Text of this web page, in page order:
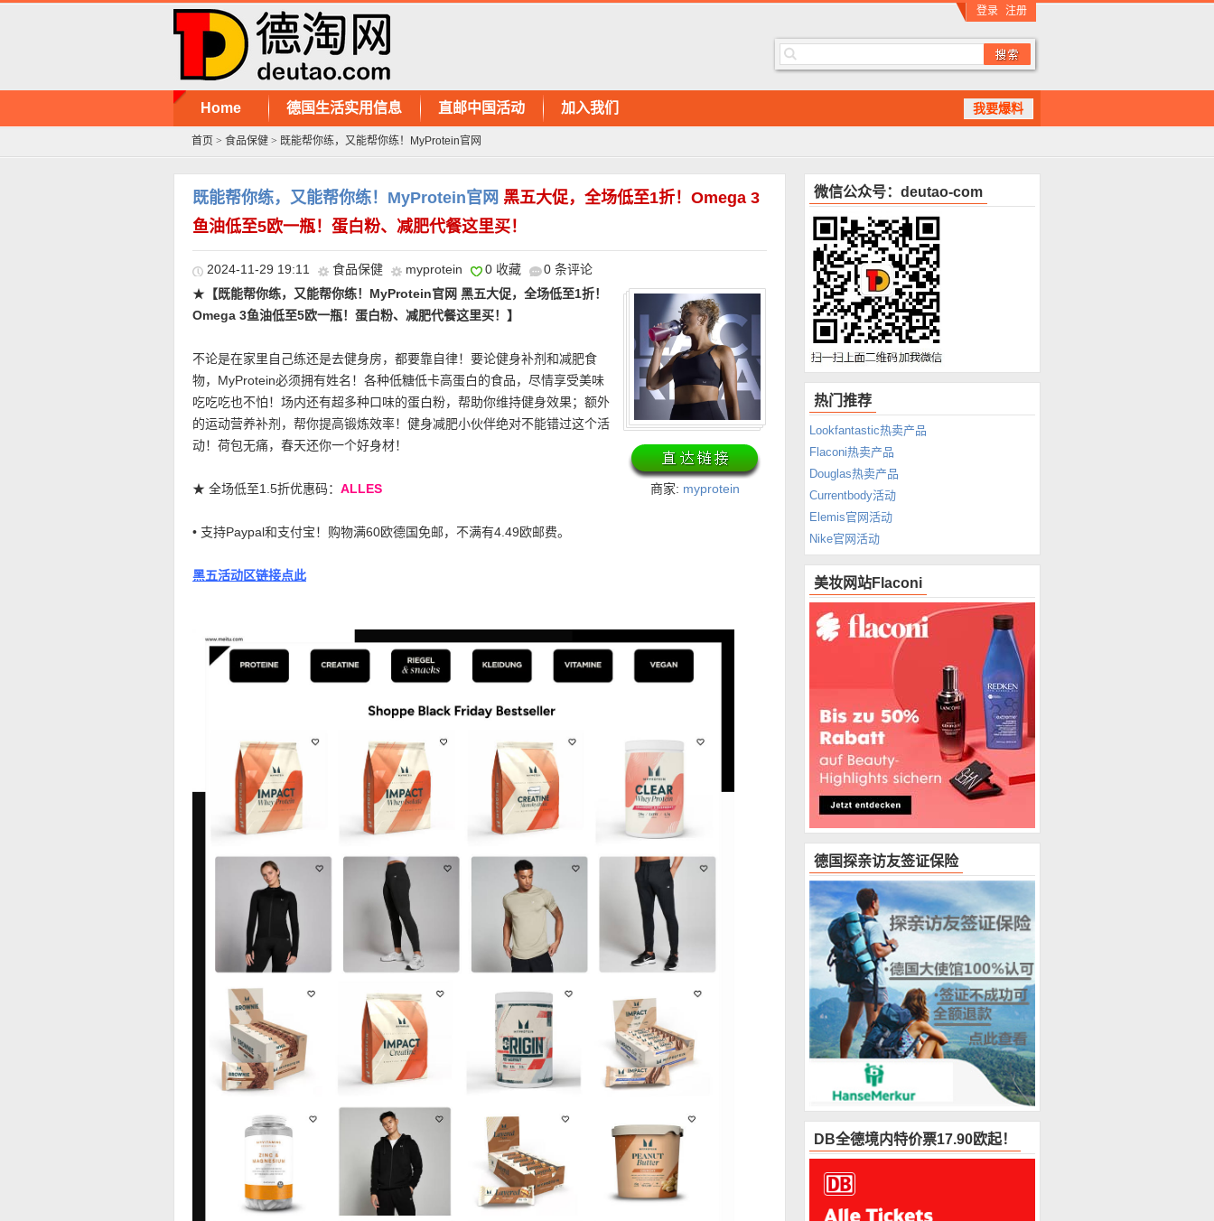
登录 注册
我要爆料
Home 德国生活实用信息 直邮中国活动 加入我们
首页 > 食品保健 > 既能帮你练，又能帮你练！MyProtein官网
既能帮你练，又能帮你练！MyProtein官网 黑五大促，全场低至1折！Omega 3
鱼油低至5欧一瓶！蛋白粉、减肥代餐这里买！
2024-11-29 19:11 食品保健 myprotein 0 收藏 0 条评论
商家: myprotein
★ 【既能帮你练，又能帮你练！MyProtein官网 黑五大促，全场低至1折！
Omega 3鱼油低至5欧一瓶！蛋白粉、减肥代餐这里买！】
不论是在家里自己练还是去健身房，都要靠自律！要论健身补剂和减肥食
物，MyProtein必须拥有姓名！各种低糖低卡高蛋白的食品，尽情享受美味
吃吃吃也不怕！场内还有超多种口味的蛋白粉，帮助你维持健身效果；额外
的运动营养补剂，帮你提高锻炼效率！健身减肥小伙伴绝对不能错过这个活
动！荷包无痛，春天还你一个好身材！
★ 全场低至1.5折优惠码： ALLES
• 支持Paypal和支付宝！购物满60欧德国免邮，不满有4.49欧邮费。
黑五活动区链接点此
微信公众号：deutao-com
热门推荐
Lookfantastic热卖产品
Flaconi热卖产品
Douglas热卖产品
Currentbody活动
Elemis官网活动
Nike官网活动
美妆网站Flaconi
德国探亲访友签证保险
DB全德境内特价票17.90欧起！